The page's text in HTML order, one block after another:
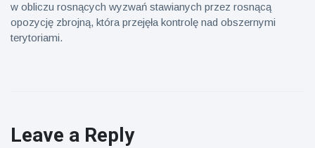
w obliczu rosnących wyzwań stawianych przez rosnącą
opozycję zbrojną, która przejęła kontrolę nad obszernymi
terytoriami.
Leave a Reply